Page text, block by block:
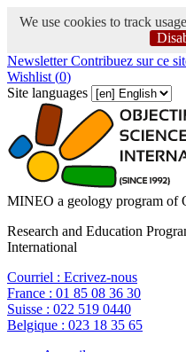
We use cookies to track
NewsletterContribuez sur ce
Wishlist (0)
Site languages
MINEO a geology program of
Research and Education
International
Courriel : Ecrivez-nous
France : 01 85 08 36 30
Suisse : 022 519 0440
Belgique : 023 18 35 65